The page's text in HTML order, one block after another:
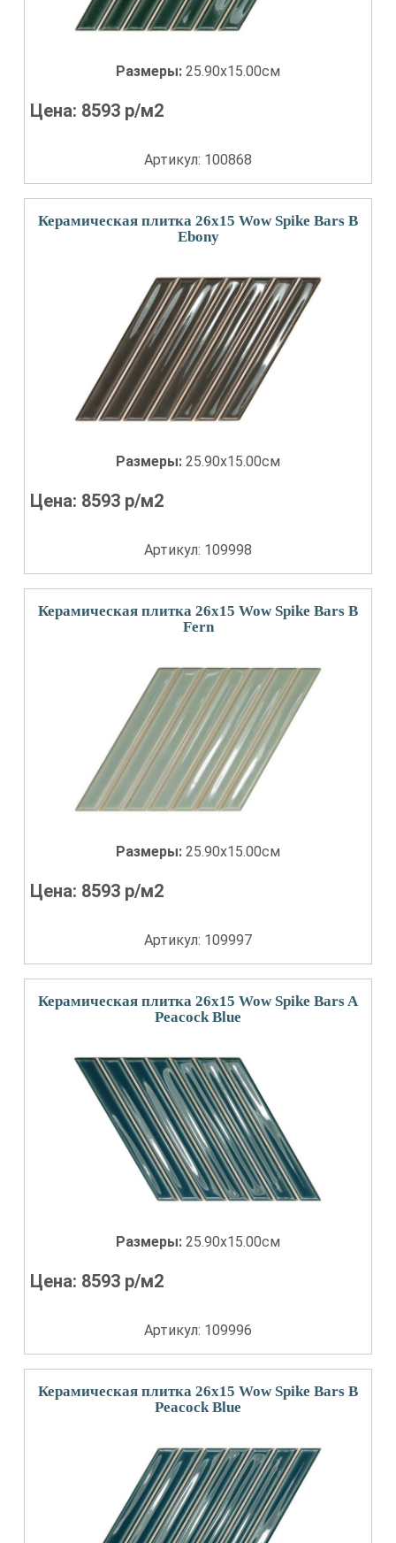
Размеры: 25.90x15.00см
Цена: 8593 р/м2
Артикул: 100868
Керамическая плитка 26x15 Wow Spike Bars B
Ebony
Размеры: 25.90x15.00см
Цена: 8593 р/м2
Артикул: 109998
Керамическая плитка 26x15 Wow Spike Bars B
Fern
Размеры: 25.90x15.00см
Цена: 8593 р/м2
Артикул: 109997
Керамическая плитка 26x15 Wow Spike Bars A
Peacock Blue
Размеры: 25.90x15.00см
Цена: 8593 р/м2
Артикул: 109996
Керамическая плитка 26x15 Wow Spike Bars B
Peacock Blue